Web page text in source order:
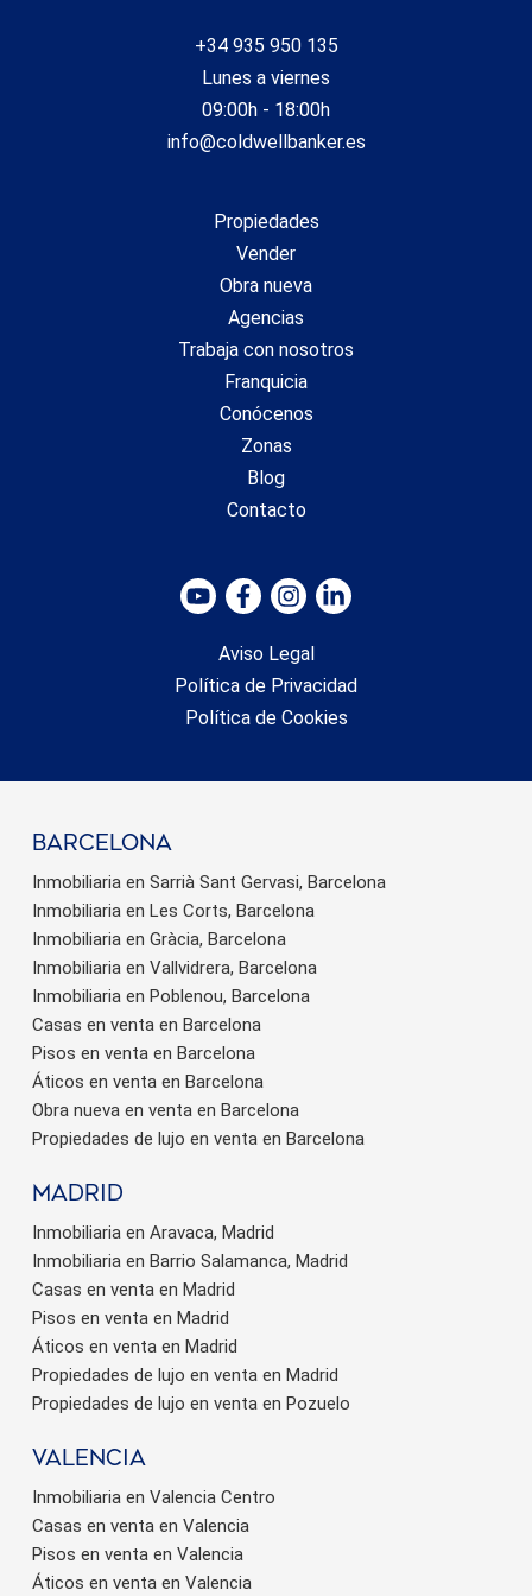
+34 935 950 135
Lunes a viernes
09:00h - 18:00h
info@coldwellbanker.es
Propiedades
Vender
Obra nueva
Agencias
Trabaja con nosotros
Franquicia
Conócenos
Zonas
Blog
Contacto
Aviso Legal
Política de Privacidad
Política de Cookies
barcelona
Inmobiliaria en Sarrià Sant Gervasi, Barcelona
Inmobiliaria en Les Corts, Barcelona
Inmobiliaria en Gràcia, Barcelona
Inmobiliaria en Vallvidrera, Barcelona
Inmobiliaria en Poblenou, Barcelona
Casas en venta en Barcelona
Pisos en venta en Barcelona
Áticos en venta en Barcelona
Obra nueva en venta en Barcelona
Propiedades de lujo en venta en Barcelona
Madrid
Inmobiliaria en Aravaca, Madrid
Inmobiliaria en Barrio Salamanca, Madrid
Casas en venta en Madrid
Pisos en venta en Madrid
Áticos en venta en Madrid
Propiedades de lujo en venta en Madrid
Propiedades de lujo en venta en Pozuelo
valencia
Inmobiliaria en Valencia Centro
Casas en venta en Valencia
Pisos en venta en Valencia
Áticos en venta en Valencia